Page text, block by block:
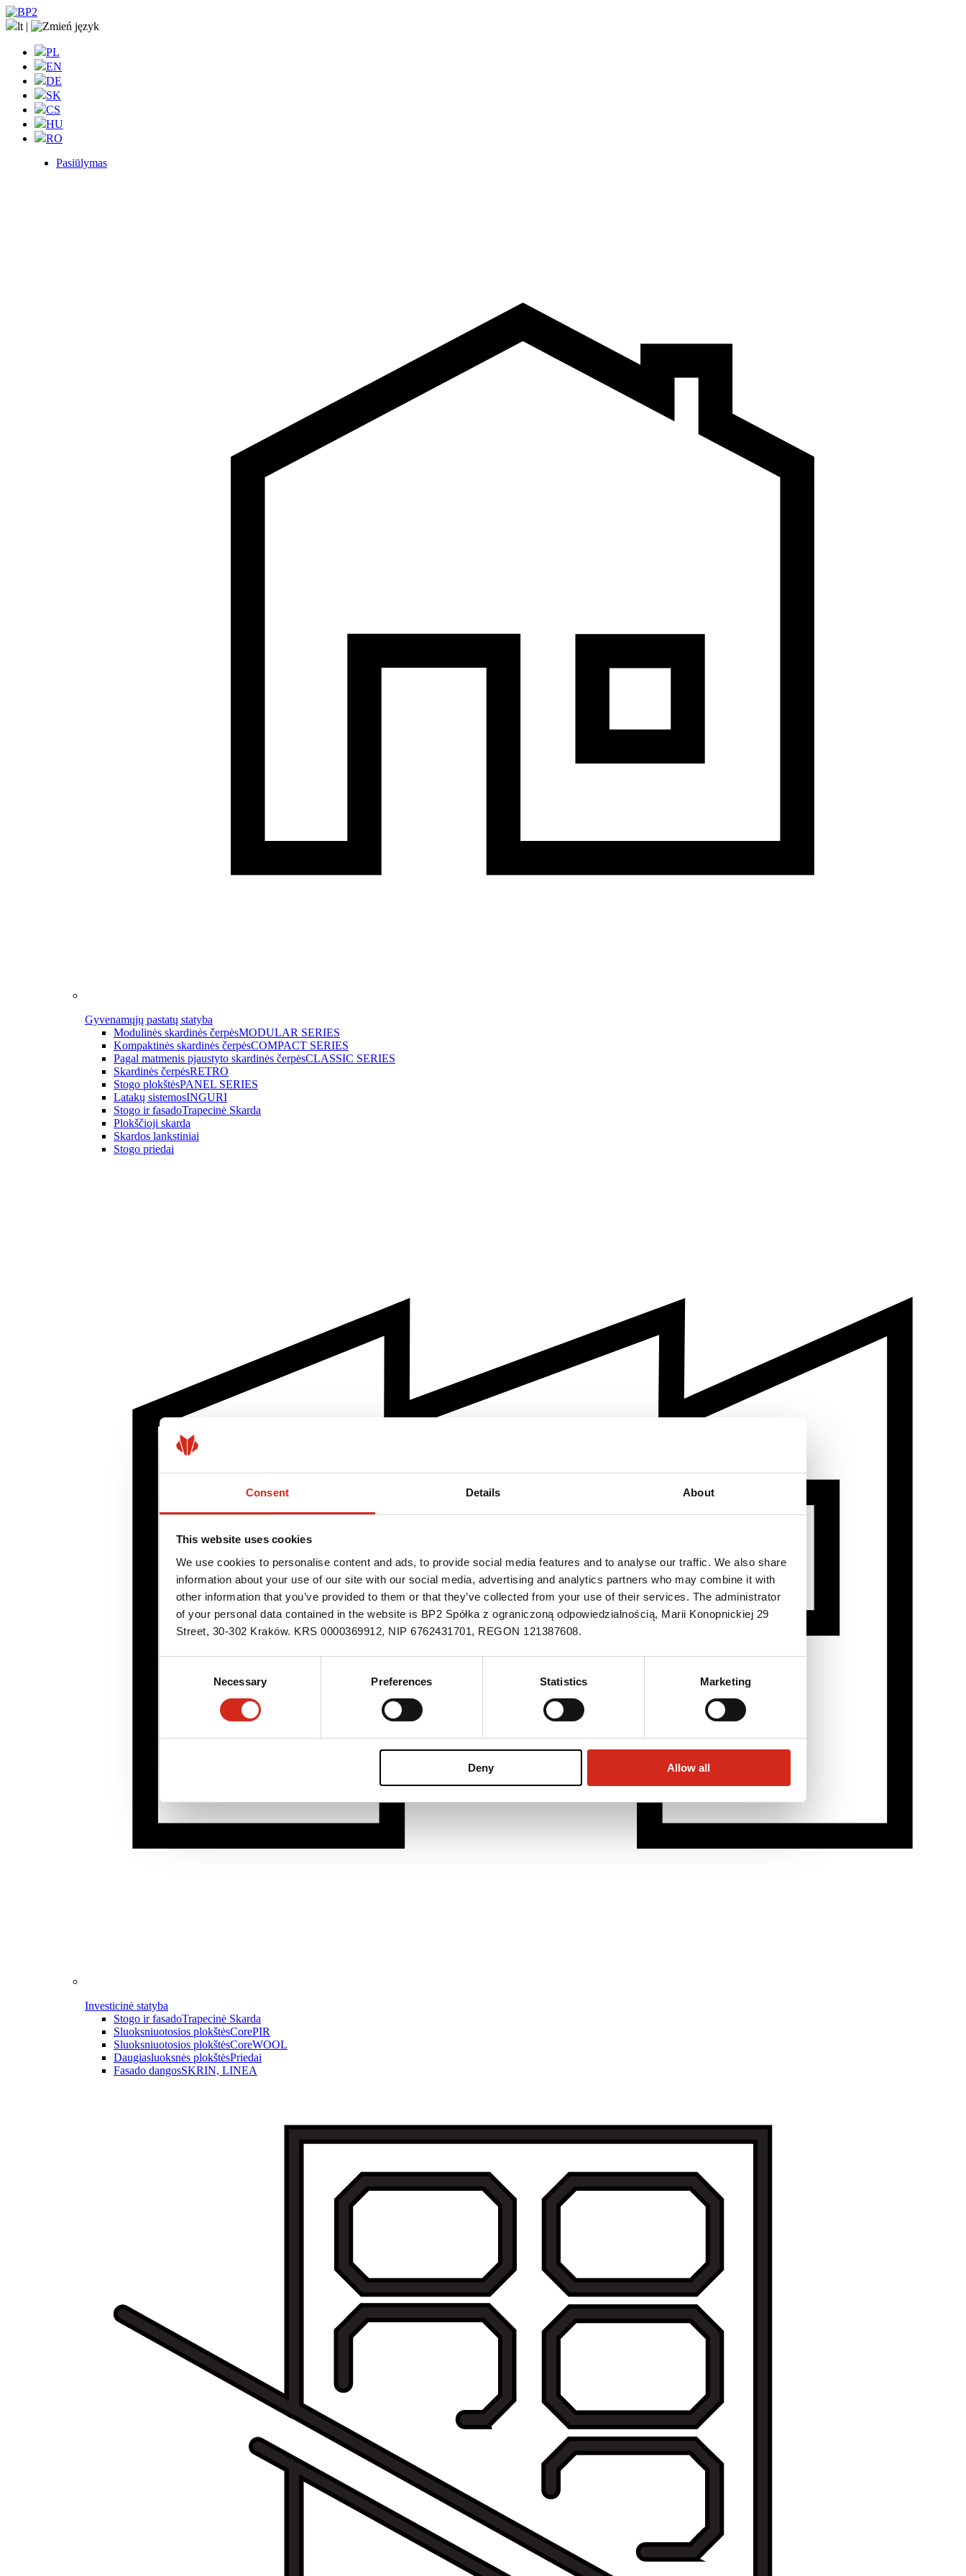
Consent Details About
This website uses cookies
We use cookies to personalise content and ads, to provide social media features and to analyse our traffic. We also share
information about your use of our site with our social media, advertising and analytics partners who may combine it with
other information that you’ve provided to them or that they’ve collected from your use of their services. The administrator
of your personal data contained in the website is BP2 Spółka z ograniczoną odpowiedzialnością, Marii Konopnickiej 29
Street, 30-302 Kraków. KRS 0000369912, NIP 6762431701, REGON 121387608.
Necessary Preferences Statistics Marketing
Deny Allow all
lt |
PL
EN
DE
SK
CS
HU
RO
Pasiūlymas
Gyvenamųjų pastatų statyba
Modulinės skardinės čerpėsMODULAR SERIES
Kompaktinės skardinės čerpėsCOMPACT SERIES
Pagal matmenis pjaustyto skardinės čerpėsCLASSIC SERIES
Skardinės čerpėsRETRO
Stogo plokštėsPANEL SERIES
Latakų sistemosINGURI
Stogo ir fasadoTrapecinė Skarda
Plokščioji skarda
Skardos lankstiniai
Stogo priedai
Investicinė statyba
Stogo ir fasadoTrapecinė Skarda
Sluoksniuotosios plokštėsCorePIR
Sluoksniuotosios plokštėsCoreWOOL
Daugiasluoksnės plokštėsPriedai
Fasado dangosSKRIN, LINEA